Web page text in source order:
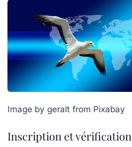
Image by geralt from Pixabay
Inscription et vérification